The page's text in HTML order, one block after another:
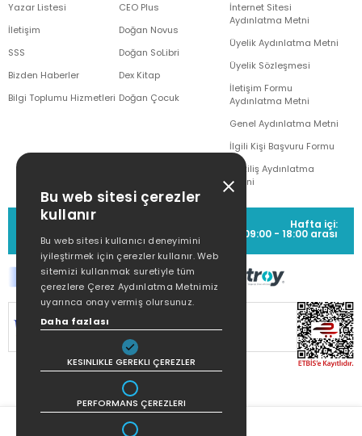
Yazar Listesi
İletişim
SSS
Bizden Haberler
Bilgi Toplumu Hizmetleri
CEO Plus
Doğan Novus
Doğan SoLibri
Dex Kitap
Doğan Çocuk
İnternet Sitesi
Aydınlatma Metni
Üyelik Aydınlatma Metni
Üyelik Sözleşmesi
İletişim Formu
Aydınlatma Metni
Genel Aydınlatma Metni
İlgili Kişi Başvuru Formu
Çekiliş Aydınlatma
Metni
MÜŞTERİ HİZMETLERİ
(0212) 373 77 00
Hafta içi:
09:00 - 18:00 arası
SİTEMİZ
KORUNMAKTADIR.
Bu web sitesi çerezler
kullanır
Bu web sitesi kullanıcı deneyimini
iyileştirmek için çerezler kullanır. Web
sitemizi kullanmak suretiyle tüm
çerezlere Çerez Aydınlatma Metnimiz
uyarınca onay vermiş olursunuz.
Daha fazlası
KESINLIKLE GEREKLI ÇEREZLER
PERFORMANS ÇEREZLERI